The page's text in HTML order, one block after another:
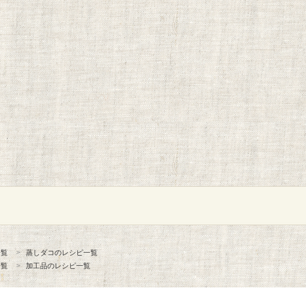
蒸しダコのレシピ一覧
加工品のレシピ一覧